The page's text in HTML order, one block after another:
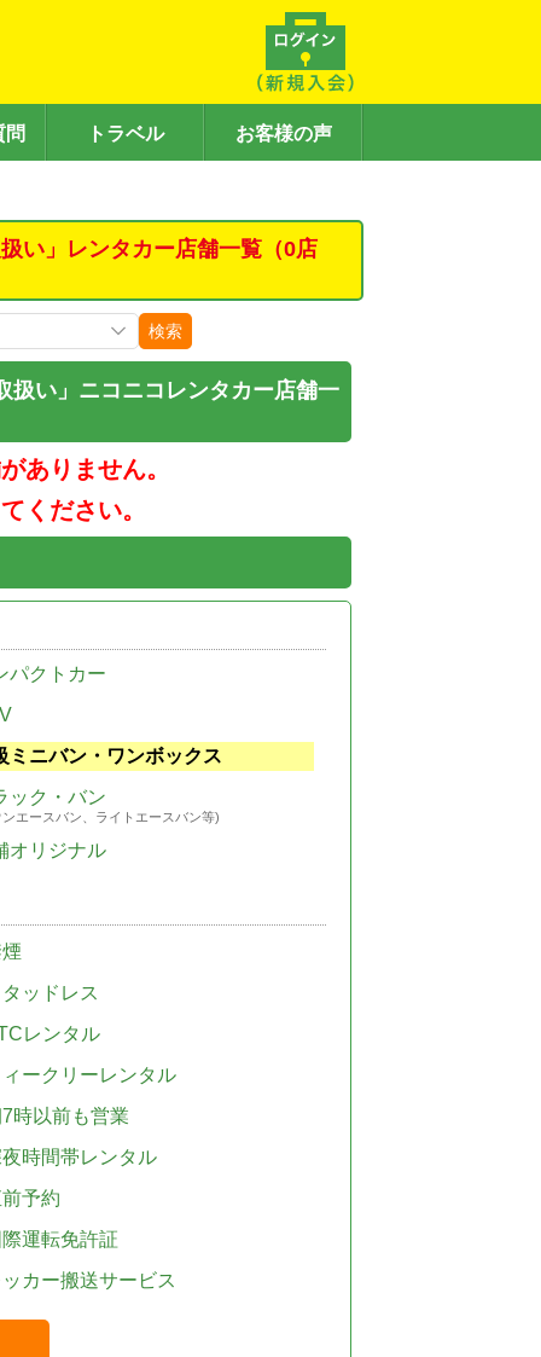
問 トラベル お客様の声
い」レンタカー店舗一覧（0店
検索
扱い」ニコニコレンタカー店舗一
ありません。
ください。
パクトカー
ミニバン・ワンボックス
ック・バン
エースバン、ライトエースバン等)
オリジナル
ッドレス
レンタル
ークリーレンタル
時以前も営業
時間帯レンタル
予約
運転免許証
カー搬送サービス